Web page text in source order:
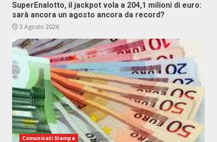
SuperEnalotto, il jackpot vola a 204,1 milioni di euro:
sarà ancora un agosto ancora da record?
3 Agosto 2026
Comunicati Stampa